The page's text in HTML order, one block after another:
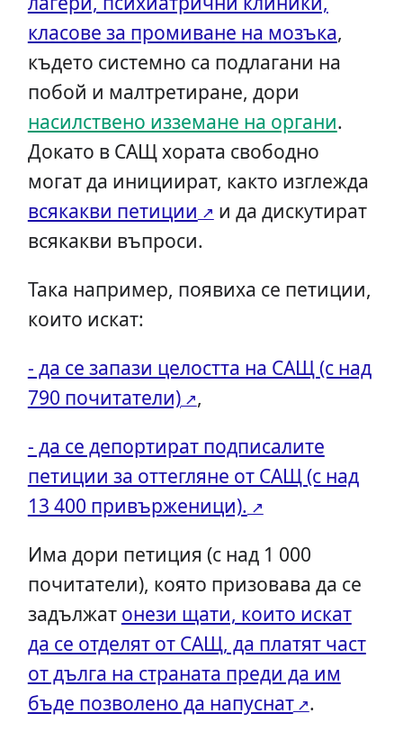
класове за промиване на мозъка,
където системно са подлагани на
побой и малтретиране, дори
насилствено изземане на органи.
Докато в САЩ хората свободно
могат да инициират, както изглежда
всякакви петиции
и да дискутират
всякакви въпроси.
Така например, появиха се петиции,
които искат:
- да се запази целостта на САЩ (с над
790 почитатели)
,
- да се депортират подписалите
петиции за оттегляне от САЩ (с над
13 400 привърженици).
Има дори петиция (с над 1 000
почитатели), която призовава да се
задължат онези щати, които искат
да се отделят от САЩ, да платят част
от дълга на страната преди да им
бъде позволено да напуснат
.